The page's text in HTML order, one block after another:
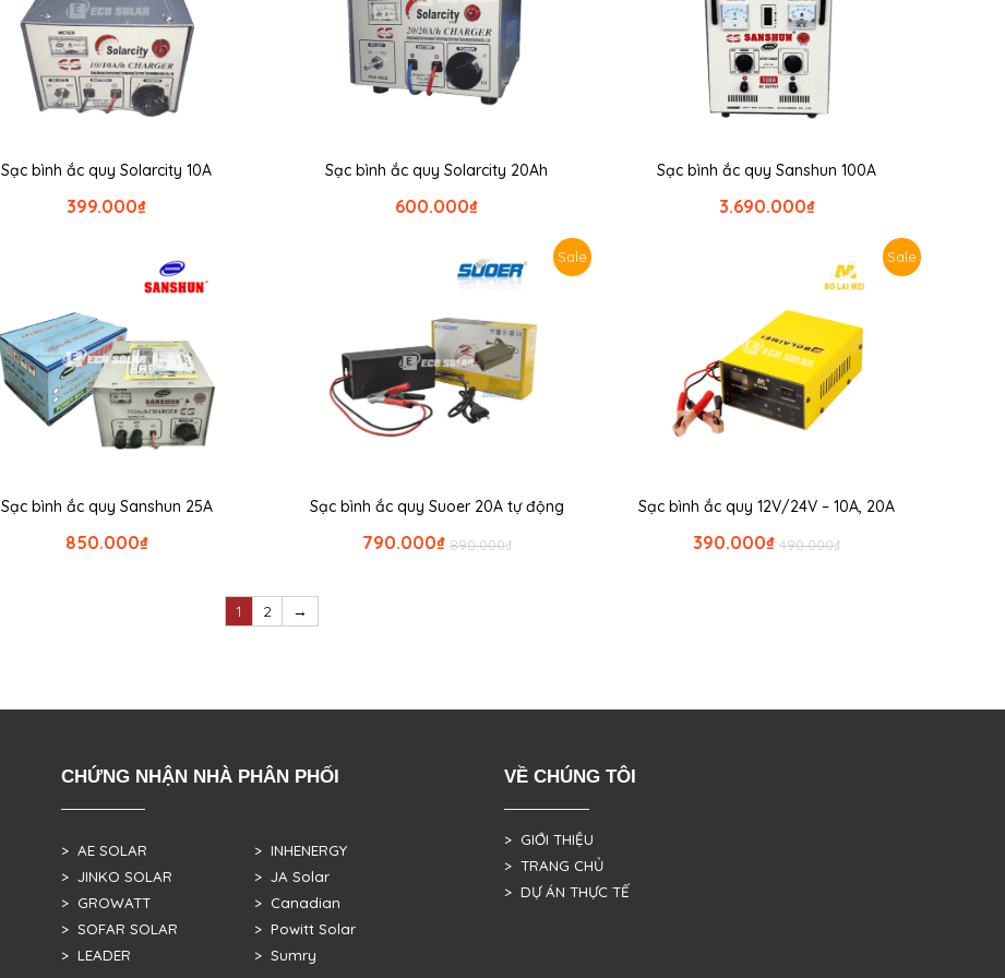
Sạc bình ắc quy Solarcity 10A
₫
399.000
Sạc bình ắc quy Solarcity 20Ah
₫
600.000
Sạc bình ắc quy Sanshun 100A
₫
3.690.000
Sạc bình ắc quy Sanshun 25A
₫
850.000
Sale
Sạc bình ắc quy Suoer 20A tự động
₫
890.000
₫
790.000
Sale
Sạc bình ắc quy 12V/24V – 10A, 20A
₫
490.000
₫
390.000
1 2 →
CHỨNG NHẬN NHÀ PHÂN PHỐI
> AE SOLAR
> JINKO SOLAR
> GROWATT
> SOFAR SOLAR
> LEADER
> INHENERGY
> JA Solar
> Canadian
> Powitt Solar
> Sumry
VỀ CHÚNG TÔI
> GIỚI THIỆU
> TRANG CHỦ
> DỰ ÁN THỰC TẾ